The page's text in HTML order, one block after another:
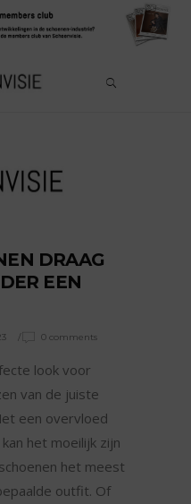
DRAAG
EEN
0 comments
look voor
van de juiste
een overvloed
het moeilijk zijn
het meest
outfit. Of